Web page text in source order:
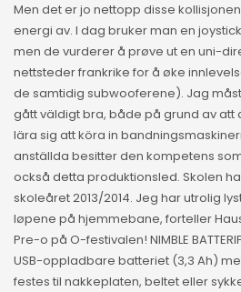
Men det er jo nettopp disse
energi av. I dag bruker man en
men de vurderer å prøve ut en uni-
nettsteder frankrike for å øke
de samtidig subwooferene). Jag
gått väldigt bra, både på grund av att
lära sig att köra in
anställda besitter den kompetens
också detta produktionsled. Skolen
skoleåret 2013/2014. Jeg har utrolig
løpene på hjemmebane, forteller
Pre-o på O-festivalen! NIMBLE
USB-oppladbare batteriet (3,3 Ah)
festes til nakkeplaten, beltet eller